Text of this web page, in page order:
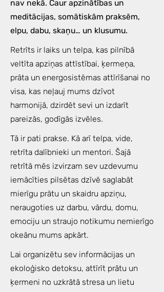
nav nekā. Caur apzinātības un
meditācijas, somātiskām praksēm,
elpu, dabu, skaņu… un klusumu.
Retrīts ir laiks un telpa, kas pilnībā
veltīta apziņas attīstībai, ķermeņa,
prāta un energosistēmas attīrīšanai no
visa, kas neļauj mums dzīvot
harmonijā, dzirdēt sevi un izdarīt
pareizās, godīgās izvēles.
Tā ir pati prakse. Kā arī telpa, vide,
retrīta dalībnieki un mentori. Šajā
retrītā mēs izvirzam sev uzdevumu
iemācīties pilsētas dzīvē saglabāt
mierīgu prātu un skaidru apziņu,
neraugoties uz darbu, vārdu, domu,
emociju un straujo notikumu nemierīgo
okeānu mums apkārt.
Lai organizētu sev informācijas un
ekoloģisko detoksu, attīrīt prātu un
ķermeni no uzkrātā stresa un lietu